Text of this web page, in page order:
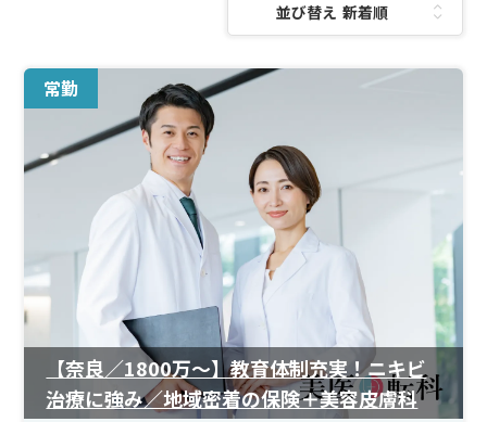
中国・四国
九州・沖縄
AGA
美容外科
美容皮膚科
泌尿器科
麻酔科
並び替え：
常勤
【奈良／1800万〜】教育体制充実！ニキビ
治療に強み／地域密着の保険＋美容皮膚科